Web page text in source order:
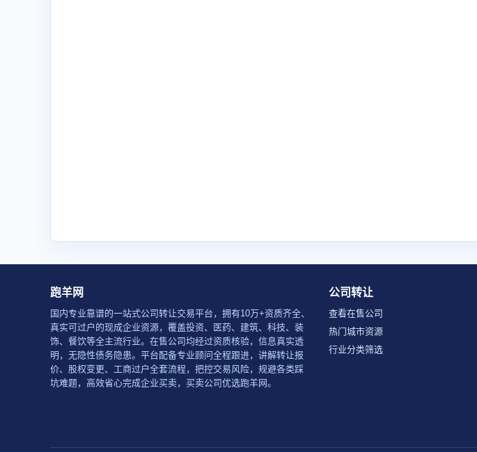
跑羊网
国内专业靠谱的一站式公司转让交易平台，拥有10万+资质齐全、
真实可过户的现成企业资源，覆盖投资、医药、建筑、科技、装
饰、餐饮等全主流行业。在售公司均经过资质核验，信息真实透
明，无隐性债务隐患。平台配备专业顾问全程跟进，讲解转让报
价、股权变更、工商过户全套流程，把控交易风险，规避各类踩
坑难题，高效省心完成企业买卖，买卖公司优选跑羊网。
公司转让
查看在售公司
热门城市资源
行业分类筛选